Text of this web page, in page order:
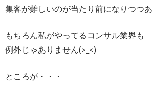
集客が難しいのが当たり前になりつつあ
もちろん私がやってるコンサル業界も
例外じゃありません(>_<)
ところが・・・